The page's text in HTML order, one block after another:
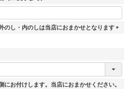
のし・内のしは当店におまかせとなります
)
にお付けします。当店におまかせください。